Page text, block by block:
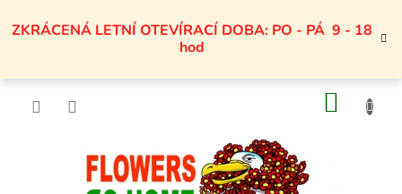
naZKRÁCENÁ LETNÍ OTEVÍRACÍ DOBA: PO - PÁ 9 - 18
hod